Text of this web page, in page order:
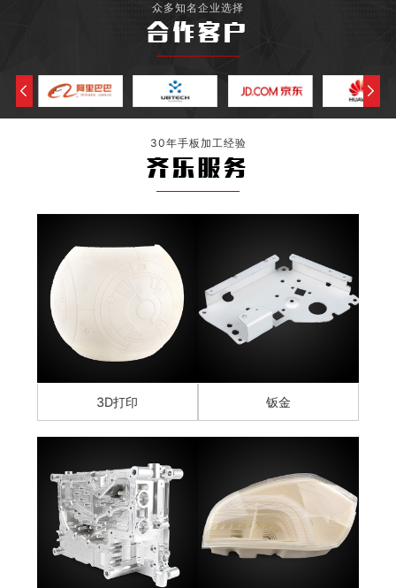
众多知名企业选择
合作客户
30年手板加工经验
齐乐服务
3D打印 钣金